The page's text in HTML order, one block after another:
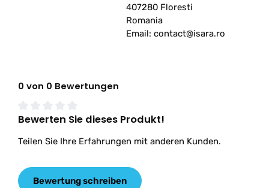
407280 Floresti
Romania
Email: contact@isara.ro
0 von 0 Bewertungen
Durchschnittliche Bewertung von 0 von 5 Sternen
Bewerten Sie dieses Produkt!
Teilen Sie Ihre Erfahrungen mit anderen Kunden.
Bewertung schreiben